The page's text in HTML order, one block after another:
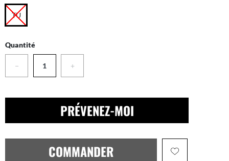
TU
Quantité
− +
PRÉVENEZ-MOI
COMMANDER